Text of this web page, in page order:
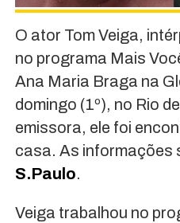
O ator Tom Veiga,
no programa Mais
Ana Maria Braga na
domingo (1º), no Rio
emissora, ele foi
casa. As informações
S.Paulo.
Veiga trabalhou no